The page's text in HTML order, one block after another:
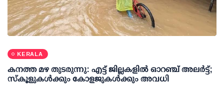
KERALA
കനത്ത മഴ തുടരുന്നു: എട്ട് ജില്ലകളില്‍ ഓറഞ്ച് അലര്‍ട്ട്;
സ്‌കൂളുകള്‍ക്കും കോളജുകള്‍ക്കും അവധി